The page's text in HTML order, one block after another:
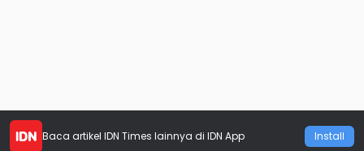
Baca artikel IDN Times lainnya di IDN App Install